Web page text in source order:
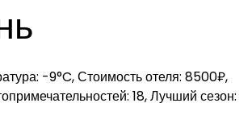
-9°C, Стоимость отеля: 8500₽,
18, Лучший сезон: